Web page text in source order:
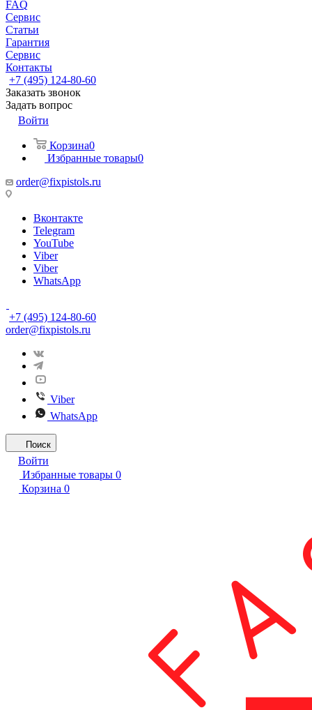
FAQ
Сервис
Статьи
Гарантия
Сервис
Контакты
+7 (495) 124-80-60
Заказать звонок
Задать вопрос
Войти
Корзина0
Избранные товары0
order@fixpistols.ru
Вконтакте
Telegram
YouTube
Viber
Viber
WhatsApp
+7 (495) 124-80-60
order@fixpistols.ru
Viber
WhatsApp
Поиск
Войти
Избранные товары 0
Корзина 0